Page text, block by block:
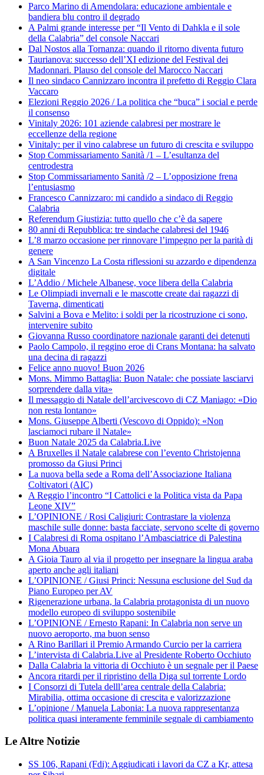
Parco Marino di Amendolara: educazione ambientale e
bandiera blu contro il degrado
A Palmi grande interesse per “Il Vento di Dahkla e il sole
della Calabria” del console Naccari
Dal Nostos alla Tornanza: quando il ritorno diventa futuro
Taurianova: successo dell’XI edizione del Festival dei
Madonnari. Plauso del console del Marocco Naccari
Il neo sindaco Cannizzaro incontra il prefetto di Reggio Clara
Vaccaro
Elezioni Reggio 2026 / La politica che “buca” i social e perde
il consenso
Vinitaly 2026: 101 aziende calabresi per mostrare le
eccellenze della regione
Vinitaly: per il vino calabrese un futuro di crescita e sviluppo
Stop Commissariamento Sanità /1 – L’esultanza del
centrodestra
Stop Commissariamento Sanità /2 – L’opposizione frena
l’entusiasmo
Francesco Cannizzaro: mi candido a sindaco di Reggio
Calabria
Referendum Giustizia: tutto quello che c’è da sapere
80 anni di Repubblica: tre sindache calabresi del 1946
L’8 marzo occasione per rinnovare l’impegno per la parità di
genere
A San Vincenzo La Costa riflessioni su azzardo e dipendenza
digitale
L’Addio / Michele Albanese, voce libera della Calabria
Le Olimpiadi invernali e le mascotte create dai ragazzi di
Taverna, dimenticati
Salvini a Bova e Melito: i soldi per la ricostruzione ci sono,
intervenire subito
Giovanna Russo coordinatore nazionale garanti dei detenuti
Paolo Campolo, il reggino eroe di Crans Montana: ha salvato
una decina di ragazzi
Felice anno nuovo! Buon 2026
Mons. Mimmo Battaglia: Buon Natale: che possiate lasciarvi
sorprendere dalla vita»
Il messaggio di Natale dell’arcivescovo di CZ Maniago: «Dio
non resta lontano»
Mons. Giuseppe Alberti (Vescovo di Oppido): «Non
lasciamoci rubare il Natale»
Buon Natale 2025 da Calabria.Live
A Bruxelles il Natale calabrese con l’evento Christojenna
promosso da Giusi Princi
La nuova bella sede a Roma dell’Associazione Italiana
Coltivatori (AIC)
A Reggio l’incontro “I Cattolici e la Politica vista da Papa
Leone XIV”
L’OPINIONE / Rosi Caligiuri: Contrastare la violenza
maschile sulle donne: basta facciate, servono scelte di governo
I Calabresi di Roma ospitano l’Ambasciatrice di Palestina
Mona Abuara
A Gioia Tauro al via il progetto per insegnare la lingua araba
aperto anche agli italiani
L’OPINIONE / Giusi Princi: Nessuna esclusione del Sud da
Piano Europeo per AV
Rigenerazione urbana, la Calabria protagonista di un nuovo
modello europeo di sviluppo sostenibile
L’OPINIONE / Ernesto Rapani: In Calabria non serve un
nuovo aeroporto, ma buon senso
A Rino Barillari il Premio Armando Curcio per la carriera
L’intervista di Calabria.Live al Presidente Roberto Occhiuto
Dalla Calabria la vittoria di Occhiuto è un segnale per il Paese
Ancora ritardi per il ripristino della Diga sul torrente Lordo
I Consorzi di Tutela delll’area centrale della Calabria:
Mirabilia, ottima occasione di crescita e valorizzazione
L’opinione / Manuela Labonia: La nuova rappresentanza
politica quasi interamente femminile segnale di cambiamento
Le Altre Notizie
SS 106, Rapani (Fdi): Aggiudicati i lavori da CZ a Kr, attesa